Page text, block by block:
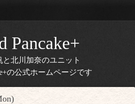
Pancake+
と北川加奈のユニット
の公式ホームページです